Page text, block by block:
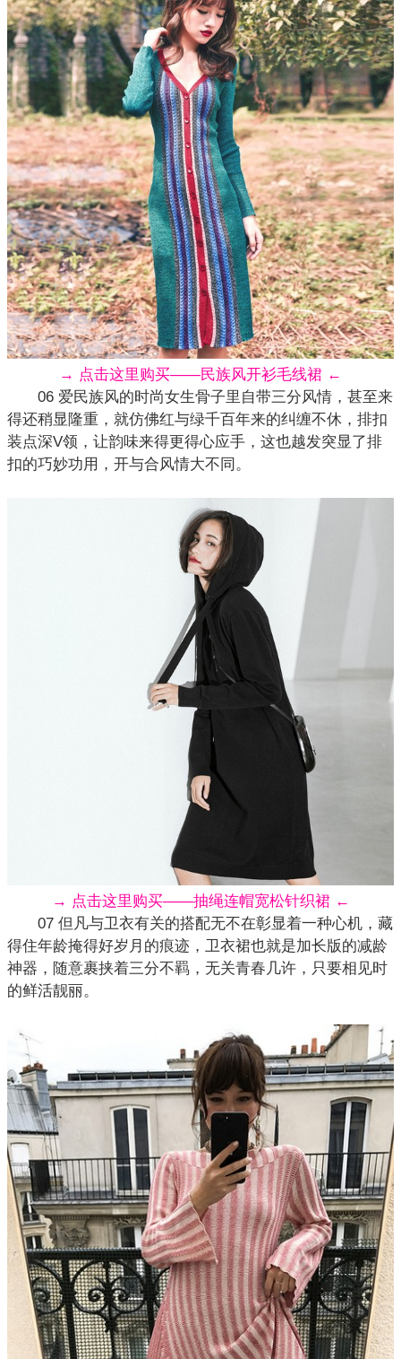
→ 点击这里购买——民族风开衫毛线裙 ←
06 爱民族风的时尚女生骨子里自带三分风情，甚至来
得还稍显隆重，就仿佛红与绿千百年来的纠缠不休，排扣
装点深V领，让韵味来得更得心应手，这也越发突显了排
扣的巧妙功用，开与合风情大不同。
→ 点击这里购买——抽绳连帽宽松针织裙 ←
07 但凡与卫衣有关的搭配无不在彰显着一种心机，藏
得住年龄掩得好岁月的痕迹，卫衣裙也就是加长版的减龄
神器，随意裹挟着三分不羁，无关青春几许，只要相见时
的鲜活靓丽。